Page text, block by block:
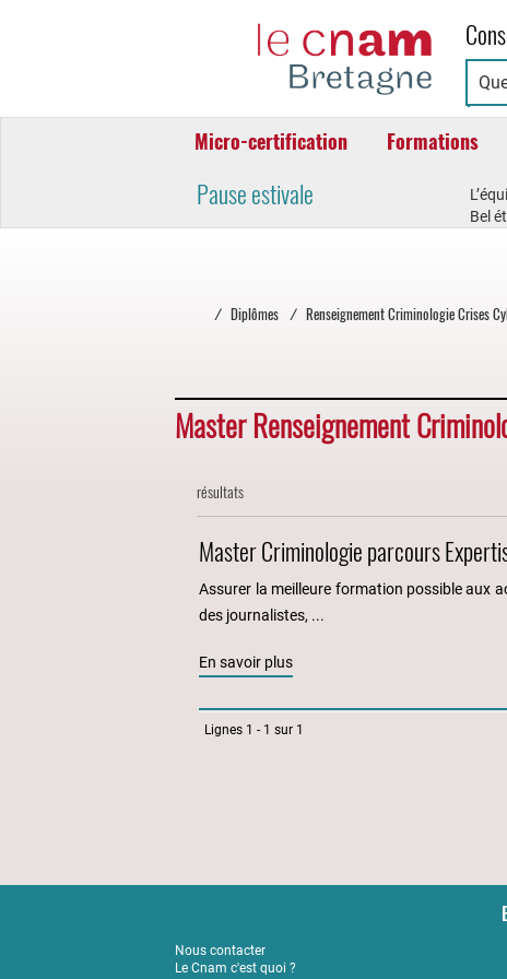
Micro-certification Formations
Pause estivale
Bel
/ Diplômes / Renseignement Criminologie Crises
Master Renseignement
résultats
Master Criminologie parcours
Assurer la meilleure formation possible aux
des journalistes, ...
En savoir plus
Lignes 1 - 1 sur 1
Nous contacter
Le Cnam c'est quoi ?